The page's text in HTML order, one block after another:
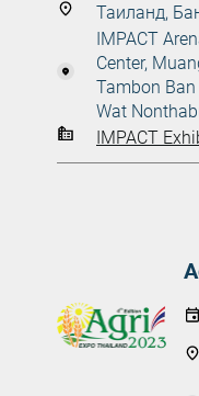
Таиланд,
IMPACT
Center,
Tambon Ban
Wat
IMPACT